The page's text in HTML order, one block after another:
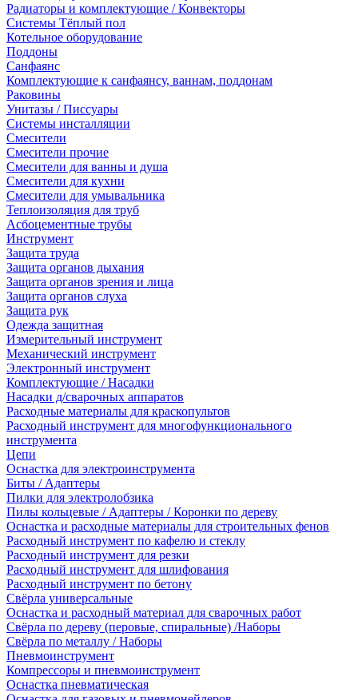
Радиаторы и комплектующие / Конвекторы
Системы Тёплый пол
Котельное оборудование
Поддоны
Санфаянс
Комплектующие к санфаянсу, ваннам, поддонам
Раковины
Унитазы / Писсуары
Системы инсталляции
Смесители
Смесители прочие
Смесители для ванны и душа
Смесители для кухни
Смесители для умывальника
Теплоизоляция для труб
Асбоцементные трубы
Инструмент
Защита труда
Защита органов дыхания
Защита органов зрения и лица
Защита органов слуха
Защита рук
Одежда защитная
Измерительный инструмент
Механический инструмент
Электронный инструмент
Комплектующие / Насадки
Насадки д/сварочных аппаратов
Расходные материалы для краскопультов
Расходный инструмент для многофункционального
инструмента
Цепи
Оснастка для электроинструмента
Биты / Адаптеры
Пилки для электролобзика
Пилы кольцевые / Адаптеры / Коронки по дереву
Оснастка и расходные материалы для строительных фенов
Расходный инструмент по кафелю и стеклу
Расходный инструмент для резки
Расходный инструмент для шлифования
Расходный инструмент по бетону
Свёрла универсальные
Оснастка и расходный материал для сварочных работ
Свёрла по дереву (перовые, спиральные) /Наборы
Свёрла по металлу / Наборы
Пневмоинструмент
Компрессоры и пневмоинструмент
Оснастка пневматическая